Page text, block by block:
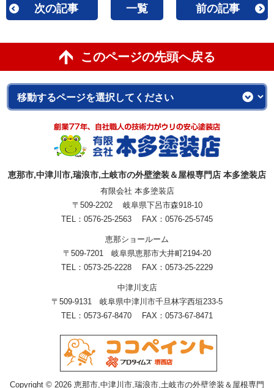
次の記事 一覧 前の記事
このページの先頭へ戻る
恵那市,中津川市,瑞浪市,土岐市の外壁塗装＆屋根専門店 本多塗装店
有限会社 本多塗装店
〒509-2202 岐阜県下呂市森918-10
TEL：0576-25-2563 FAX：0576-25-5745
恵那ショールーム
〒509-7201 岐阜県恵那市大井町2194-20
TEL：0573-25-2228 FAX：0573-25-2229
中津川支店
〒509-9131 岐阜県中津川市千旦林字西垣233-5
TEL：0573-67-8470 FAX：0573-67-8471
Copyright © 2026 恵那市,中津川市,瑞浪市,土岐市の外壁塗装＆屋根専門